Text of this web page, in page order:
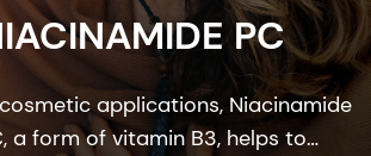
PC
applications, Niacinamide
a form of vitamin B3, helps to